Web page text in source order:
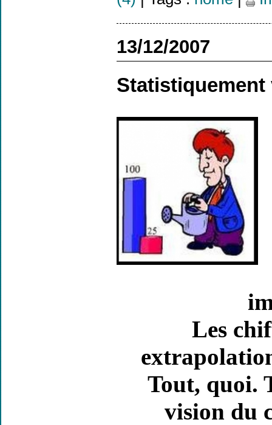
13/12/2007
Statistiquement
Les
Tout, quoi.
vision du